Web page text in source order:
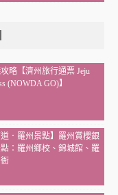
略【濟州旅行通票 Jeju
(NOWDA GO)】
道．羅州景點】羅州賞櫻銀
：羅州鄉校、錦城館、羅